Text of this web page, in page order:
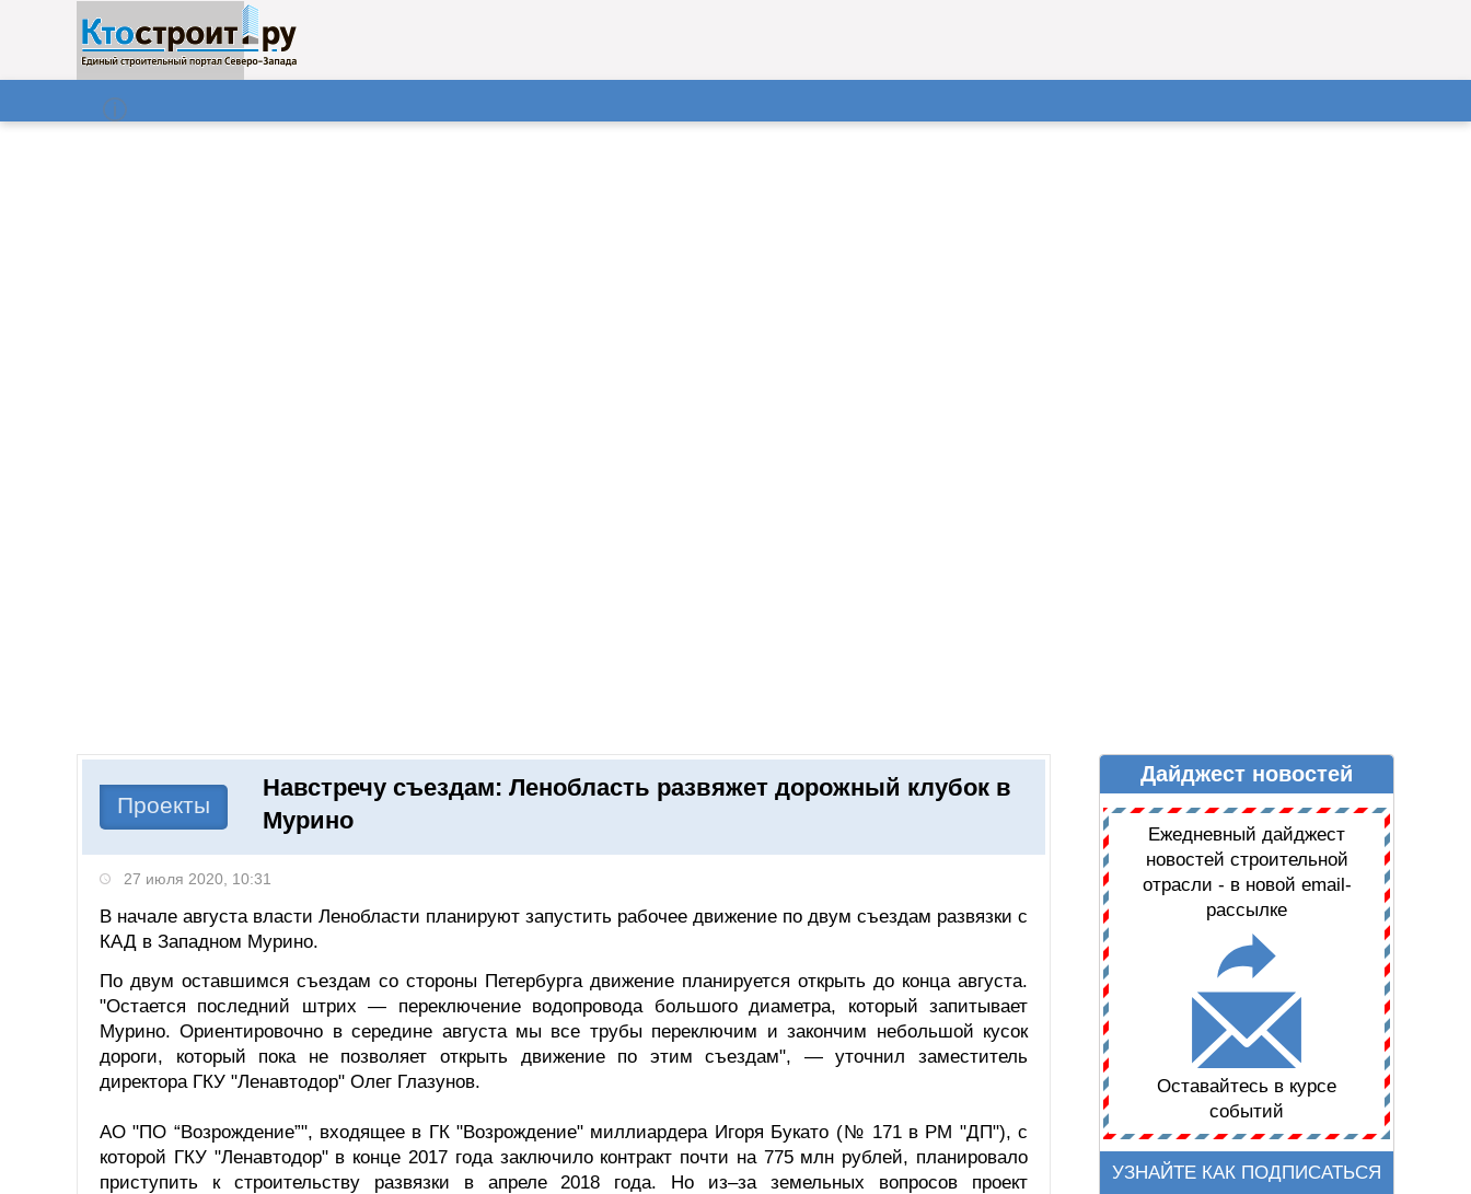
КЛЮЧЕВЫЕ ФИГУРЫ ДАЙДЖЕСТ НОВОСТЕЙ
Проекты
Навстречу съездам: Ленобласть развяжет дорожный клубок в
Мурино
27 июля 2020, 10:31
В начале августа власти Ленобласти планируют запустить рабочее движение по двум съездам развязки с
КАД в Западном Мурино.
По двум оставшимся съездам со стороны Петербурга движение планируется открыть до конца августа.
"Остается последний штрих — переключение водопровода большого диаметра, который запитывает
Мурино. Ориентировочно в середине августа мы все трубы переключим и закончим небольшой кусок
дороги, который пока не позволяет открыть движение по этим съездам", — уточнил заместитель
директора ГКУ "Ленавтодор" Олег Глазунов.
АО "ПО “Возрождение”", входящее в ГК "Возрождение" миллиардера Игоря Букато (№ 171 в РМ "ДП"), с
которой ГКУ "Ленавтодор" в конце 2017 года заключило контракт почти на 775 млн рублей, планировало
приступить к строительству развязки в апреле 2018 года. Но из–за земельных вопросов проект
Дайджест новостей
Ежедневный дайджест
новостей строительной
отрасли - в новой email-
рассылке
Оставайтесь в курсе
событий
УЗНАЙТЕ КАК ПОДПИСАТЬСЯ